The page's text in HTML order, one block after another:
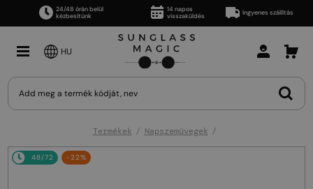
24/48 órán belül
kézbesítünk
14 napos
visszaküldés
Ingyenes szállítás
HU
Termékek Napszemüvegek
48/72 -22%